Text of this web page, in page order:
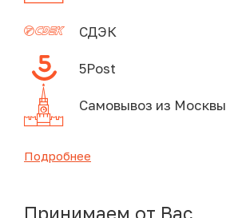
СДЭК
5Post
Самовывоз из Москвы
Подробнее